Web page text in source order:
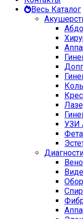
Весь Каталог
УЗИ